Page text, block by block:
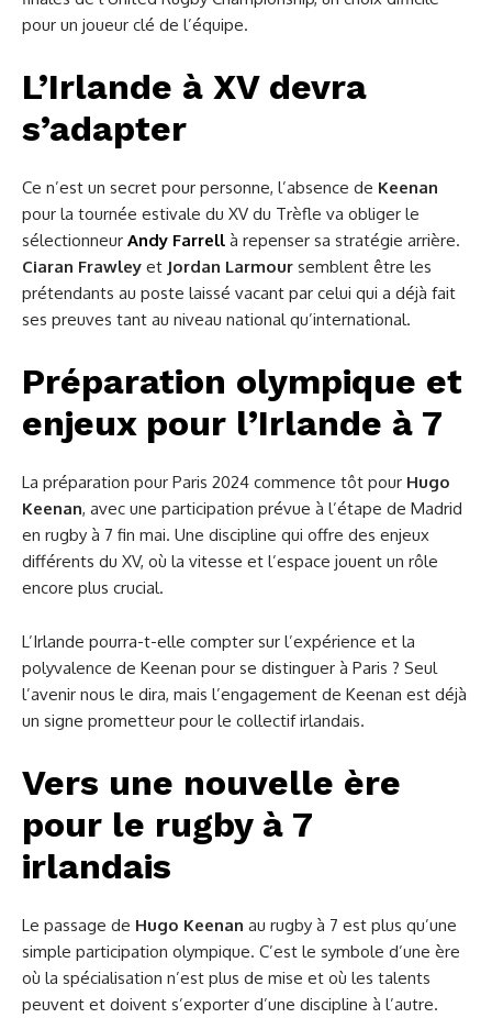
pour un joueur clé de l’équipe.
L’Irlande à XV devra
s’adapter
Ce n’est un secret pour personne, l’absence de Keenan
pour la tournée estivale du XV du Trèfle va obliger le
sélectionneur Andy Farrell à repenser sa stratégie arrière.
Ciaran Frawley et Jordan Larmour semblent être les
prétendants au poste laissé vacant par celui qui a déjà fait
ses preuves tant au niveau national qu’international.
Préparation olympique et
enjeux pour l’Irlande à 7
La préparation pour Paris 2024 commence tôt pour Hugo
Keenan, avec une participation prévue à l’étape de Madrid
en rugby à 7 fin mai. Une discipline qui offre des enjeux
différents du XV, où la vitesse et l’espace jouent un rôle
encore plus crucial.
L’Irlande pourra-t-elle compter sur l’expérience et la
polyvalence de Keenan pour se distinguer à Paris ? Seul
l’avenir nous le dira, mais l’engagement de Keenan est déjà
un signe prometteur pour le collectif irlandais.
Vers une nouvelle ère
pour le rugby à 7
irlandais
Le passage de Hugo Keenan au rugby à 7 est plus qu’une
simple participation olympique. C’est le symbole d’une ère
où la spécialisation n’est plus de mise et où les talents
peuvent et doivent s’exporter d’une discipline à l’autre.